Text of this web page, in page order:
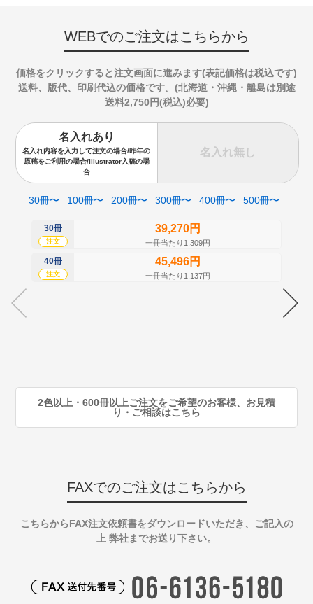
WEBでのご注文はこちらから
価格をクリックすると注文画面に進みます(表記価格は税込です)
送料、版代、印刷代込の価格です。(北海道・沖縄・離島は別途
送料2,750円(税込)必要)
名入れあり
名入れ内容を入力して注文の場合/昨年の
原稿をご利用の場合/Illustrator入稿の場
合
名入れ無し
30冊〜 100冊〜 200冊〜 300冊〜 400冊〜 500冊〜
30冊
注文
39,270円
一冊当たり1,309円
40冊
注文
45,496円
一冊当たり1,137円
2色以上・600冊以上ご注文をご希望のお客様、お見積
り・ご相談はこちら
FAXでのご注文はこちらから
こちらからFAX注文依頼書をダウンロードいただき、ご記入の
上 弊社までお送り下さい。